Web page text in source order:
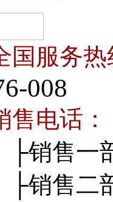
国服务热
008
售电话：
部：
部：